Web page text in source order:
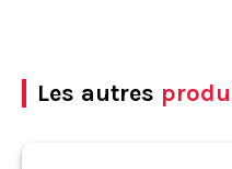
Les autres